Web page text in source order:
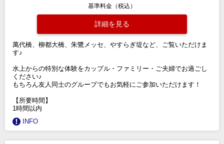
基準料金（税込）
詳細を見る
萬代橋、柳都大橋、朱鷺メッセ、やすらぎ堤など、ご覧いただけま
す♪
水上からの特別な体験をカップル・ファミリー・ご夫婦でお過ごし
ください♪
もちろん友人同士のグループでもお気軽にご参加いただけます！
【所要時間】
1時間以内
INFO